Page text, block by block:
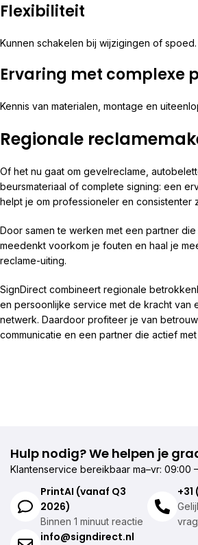
Flexibiliteit
Kunnen schakelen bij wijzigingen of spoed.
Ervaring met complexe
Kennis van materialen, montage en
Regionale
Of het nu gaat om gevelreclame,
beursmateriaal of complete signing: een
helpt je om professioneler en consistenter
Door samen te werken met een partner
meedenkt voorkom je fouten en haal je
reclame-uiting.
SignDirect combineert regionale
en persoonlijke service met de kracht van
netwerk. Daardoor profiteer je van
communicatie en een partner die actief
Hulp nodig? We helpen je
Klantenservice bereikbaar ma–vr: 09:00
PrintAI (vanaf Q3
2026)
Binnen 1 minuut reactie
+31
info@signdirect.nl